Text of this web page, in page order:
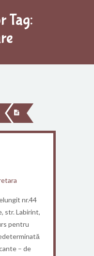
Tag:
nr.44
str. Labirint,
pentru
– de